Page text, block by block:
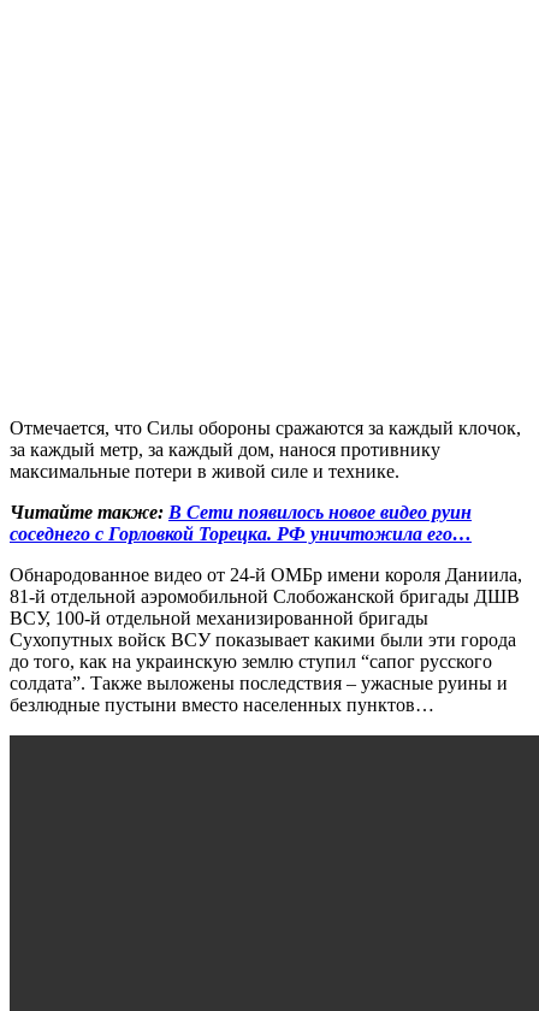
Отмечается, что Силы обороны сражаются за каждый клочок,
за каждый метр, за каждый дом, нанося противнику
максимальные потери в живой силе и технике.
Читайте также: В Сети появилось новое видео руин
соседнего с Горловкой Торецка. РФ уничтожила его…
Обнародованное видео от 24-й ОМБр имени короля Даниила,
81-й отдельной аэромобильной Слобожанской бригады ДШВ
ВСУ, 100-й отдельной механизированной бригады
Сухопутных войск ВСУ показывает какими были эти города
до того, как на украинскую землю ступил “сапог русского
солдата”. Также выложены последствия – ужасные руины и
безлюдные пустыни вместо населенных пунктов…